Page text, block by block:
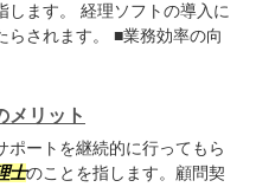
します。 経理ソフトの導入に
らされます。 ■業務効率の向
メリット
ポートを継続的に行ってもら
士のことを指します。顧問契